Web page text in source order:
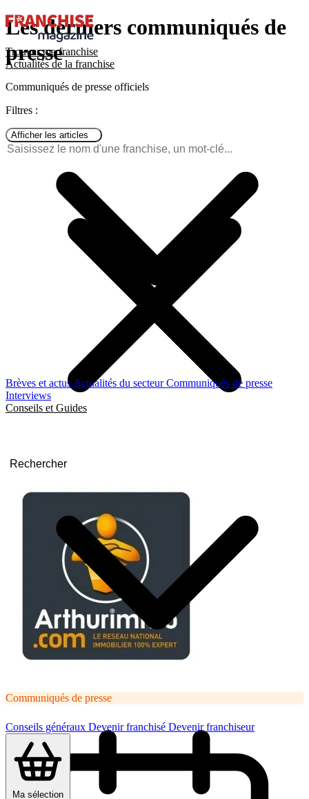
Trouver ma franchise
Actualités de la franchise
Brèves et actusActualités du secteurCommuniqués de presse
Interviews
Conseils et Guides
Conseils généraux Devenir franchisé Devenir franchiseur
Ma sélection
Les derniers communiqués de
presse
Communiqués de presse officiels
Filtres :
Afficher les articles
Rechercher
Communiqués de presse